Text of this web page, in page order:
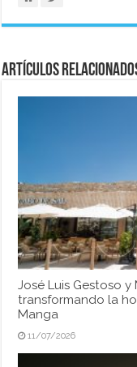
Artículos
José Luis Gestoso
transformando la
Manga
11/07/2026